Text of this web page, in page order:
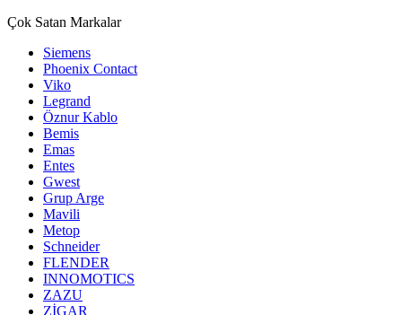
Çok Satan Markalar
Siemens
Phoenix Contact
Viko
Legrand
Öznur Kablo
Bemis
Emas
Entes
Gwest
Grup Arge
Mavili
Metop
Schneider
FLENDER
INNOMOTICS
ZAZU
ZİGAR